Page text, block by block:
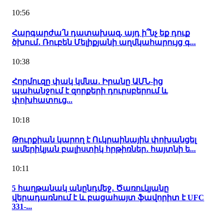
10:56
Հարգարժա՛ն դատախազ, այդ ի՞նչ եք դուք
ծխում․ Ռուբեն Մելիքյանի աղմկահարույց գ...
10:38
Հորմուզը փակ կմնա․ Իրանը ԱՄՆ-ից
պահանջում է զորքերի դուրսբերում և
փոխհատուց...
10:18
Թուրքիան կարող է Ուկրաինային փոխանցել
ամերիկյան բալիստիկ հրթիռներ․ հայտնի ե...
10:11
5 հաղթանակ անընդմեջ․ Ծառուկյանը
վերադառնում է և բացահայտ ֆավորիտ է UFC
331-...